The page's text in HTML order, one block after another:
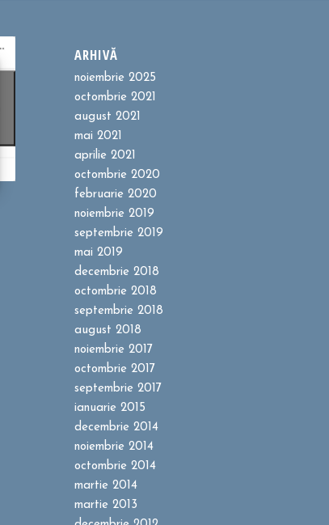
ARHIVĂ
noiembrie 2025
octombrie 2021
august 2021
mai 2021
aprilie 2021
octombrie 2020
februarie 2020
noiembrie 2019
septembrie 2019
mai 2019
decembrie 2018
octombrie 2018
septembrie 2018
august 2018
noiembrie 2017
octombrie 2017
septembrie 2017
ianuarie 2015
decembrie 2014
noiembrie 2014
octombrie 2014
martie 2014
martie 2013